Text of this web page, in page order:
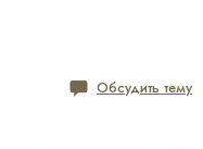
Обсудить тему